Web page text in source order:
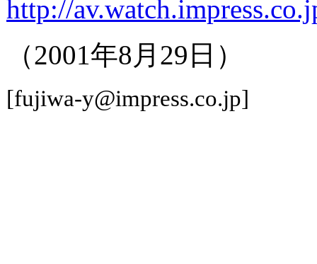
http://
（2001年8月29日）
[fujiwa-y@impress.co.jp]